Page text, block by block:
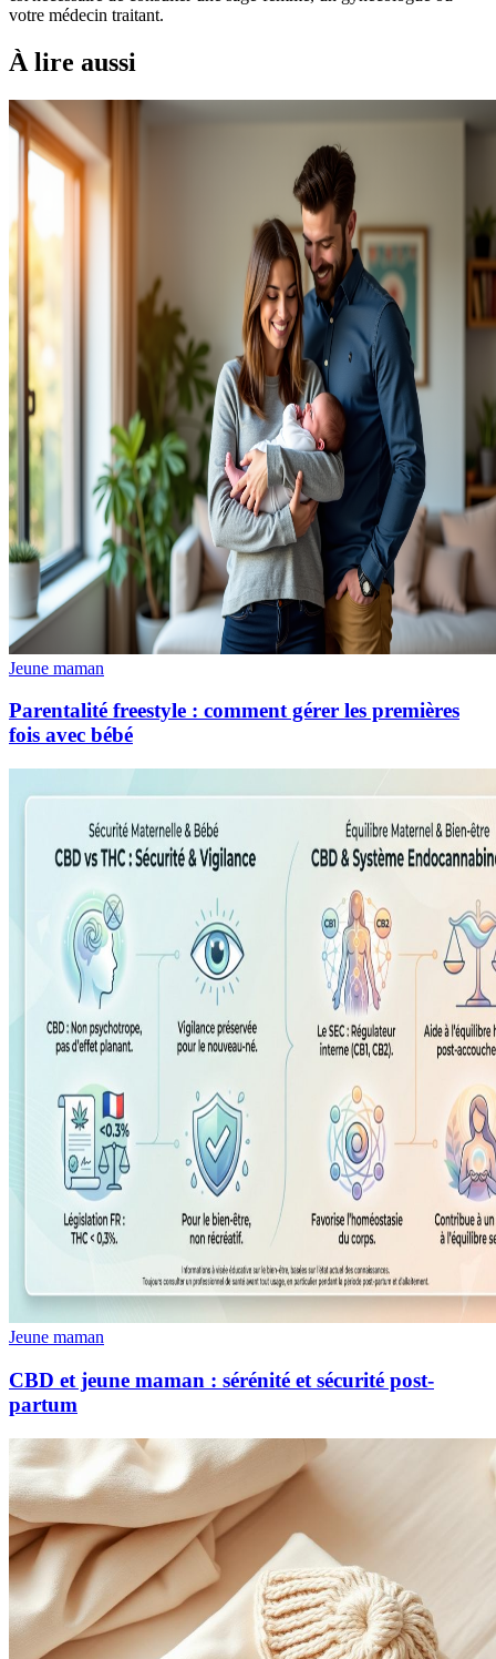
votre médecin traitant.
À lire aussi
Jeune maman
Parentalité freestyle : comment gérer les premières
fois avec bébé
Jeune maman
CBD et jeune maman : sérénité et sécurité post-
partum